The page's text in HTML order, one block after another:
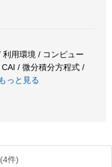
用環境 / コンピュー
/ 微分積分方程式 /
もっと見る
(4件)